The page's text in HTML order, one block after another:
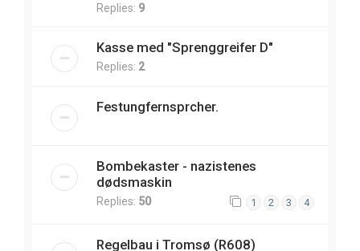
Replies: 9
Kasse med "Sprenggreifer D"
Replies: 2
Festungfernsprcher.
Bombekaster - nazistenes
dødsmaskin
Replies: 50 1 2 3 4
Regelbau i Tromsø (R608)